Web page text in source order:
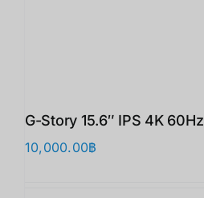
G-Story 15.6″ IPS 4K 60Hz
10,000.00฿